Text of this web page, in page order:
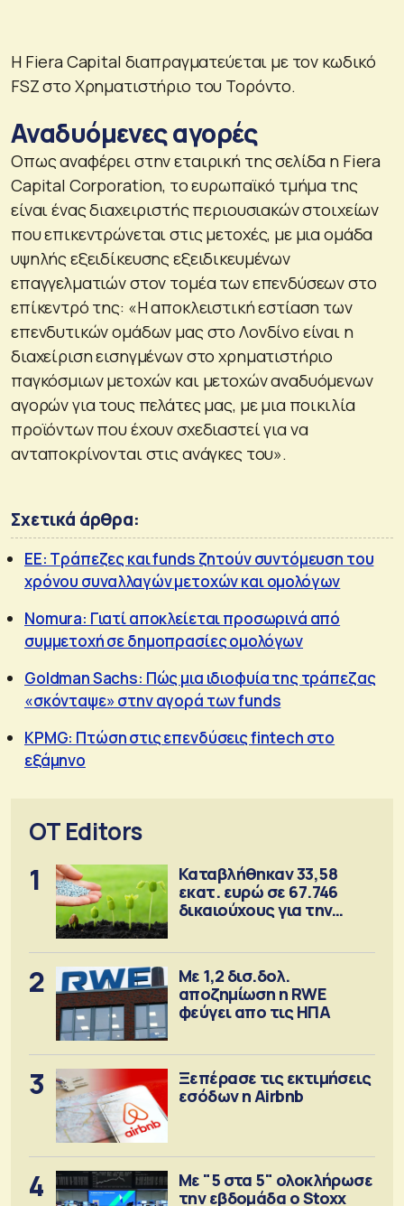
Η Fiera Capital διαπραγματεύεται με τον κωδικό
FSZ στο Χρηματιστήριο του Τορόντο.
Αναδυόμενες αγορές
Οπως αναφέρει στην εταιρική της σελίδα η Fiera
Capital Corporation, το ευρωπαϊκό τμήμα της
είναι ένας διαχειριστής περιουσιακών στοιχείων
που επικεντρώνεται στις μετοχές, με μια ομάδα
υψηλής εξειδίκευσης εξειδικευμένων
επαγγελματιών στον τομέα των επενδύσεων στο
επίκεντρό της: «Η αποκλειστική εστίαση των
επενδυτικών ομάδων μας στο Λονδίνο είναι η
διαχείριση εισηγμένων στο χρηματιστήριο
παγκόσμιων μετοχών και μετοχών αναδυόμενων
αγορών για τους πελάτες μας, με μια ποικιλία
προϊόντων που έχουν σχεδιαστεί για να
ανταποκρίνονται στις ανάγκες του».
Σχετικά άρθρα:
ΕΕ: Τράπεζες και funds ζητούν συντόμευση του
χρόνου συναλλαγών μετοχών και ομολόγων
Nomura: Γιατί αποκλείεται προσωρινά από
συμμετοχή σε δημοπρασίες ομολόγων
Goldman Sachs: Πώς μια ιδιοφυία της τράπεζας
«σκόνταψε» στην αγορά των funds
KPMG: Πτώση στις επενδύσεις fintech στο
εξάμηνο
OT Editors
1
Καταβλήθηκαν 33,58
εκατ. ευρώ σε 67.746
δικαιούχους για την
2
Με 1,2 δισ.δολ.
αποζημίωση η RWE
φεύγει απο τις ΗΠΑ
3
Ξεπέρασε τις εκτιμήσεις
εσόδων η Airbnb
4
Με "5 στα 5" ολοκλήρωσε
την εβδομάδα ο Stoxx